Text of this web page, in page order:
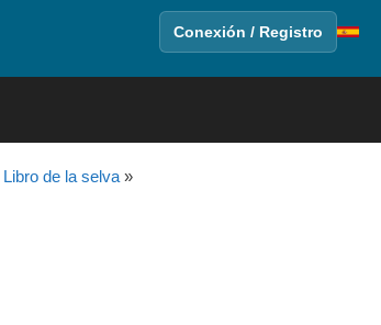
Conexión / Registro
Libro de la selva»